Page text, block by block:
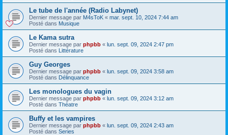
Le tube de l'année (Radio Labynet)
Dernier message par M4sToK « mar. sept. 10, 2024 7:44 am
Posté dans Musique
Le Kama sutra
Dernier message par phpbb « lun. sept. 09, 2024 2:47 pm
Posté dans Littérature
Guy Georges
Dernier message par phpbb « lun. sept. 09, 2024 3:58 am
Posté dans Délinquance
Les monologues du vagin
Dernier message par phpbb « lun. sept. 09, 2024 3:12 am
Posté dans Théatre
Buffy et les vampires
Dernier message par phpbb « lun. sept. 09, 2024 2:43 am
Posté dans Series